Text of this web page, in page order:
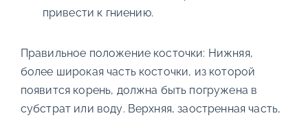
привести к гниению.
Правильное положение косточки: Нижняя,
более широкая часть косточки, из которой
появится корень, должна быть погружена в
субстрат или воду. Верхняя, заостренная часть,